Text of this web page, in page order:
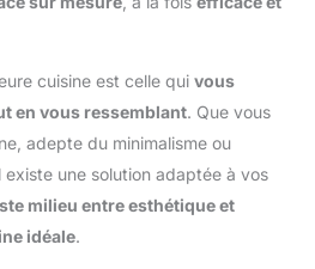
cuisine est celle qui vous
en vous ressemblant. Que vous
adepte du minimalisme ou
une solution adaptée à vos
milieu entre esthétique et
idéale.